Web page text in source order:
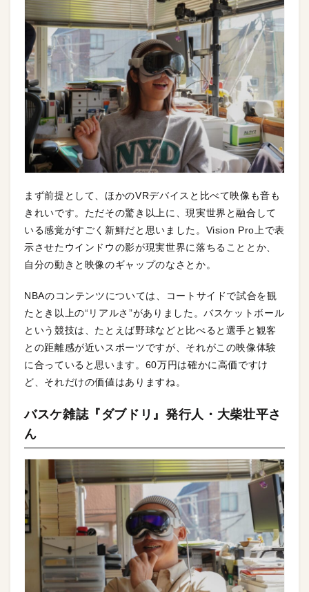
まず前提として、ほかのVRデバイスと比べて映像も音も
きれいです。ただその驚き以上に、現実世界と融合して
いる感覚がすごく新鮮だと思いました。Vision Pro上で表
示させたウインドウの影が現実世界に落ちることとか、
自分の動きと映像のギャップのなさとか。
NBAのコンテンツについては、コートサイドで試合を観
たとき以上の“リアルさ”がありました。バスケットボール
という競技は、たとえば野球などと比べると選手と観客
との距離感が近いスポーツですが、それがこの映像体験
に合っていると思います。60万円は確かに高価ですけ
ど、それだけの価値はありますね。
バスケ雑誌『ダブドリ』発行人・大柴壮平さ
ん